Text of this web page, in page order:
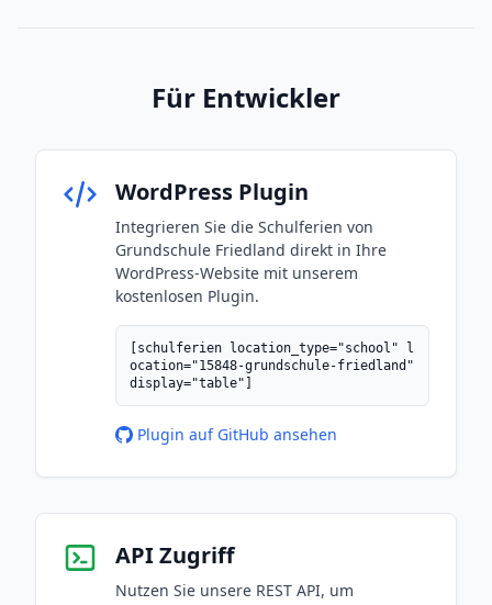
Für Entwickler
WordPress Plugin
Integrieren Sie die Schulferien von
Grundschule Friedland direkt in Ihre
WordPress-Website mit unserem
kostenlosen Plugin.
[schulferien location_type="school" l
ocation="15848-grundschule-friedland"
display="table"]
Plugin auf GitHub ansehen
API Zugriff
Nutzen Sie unsere REST API, um